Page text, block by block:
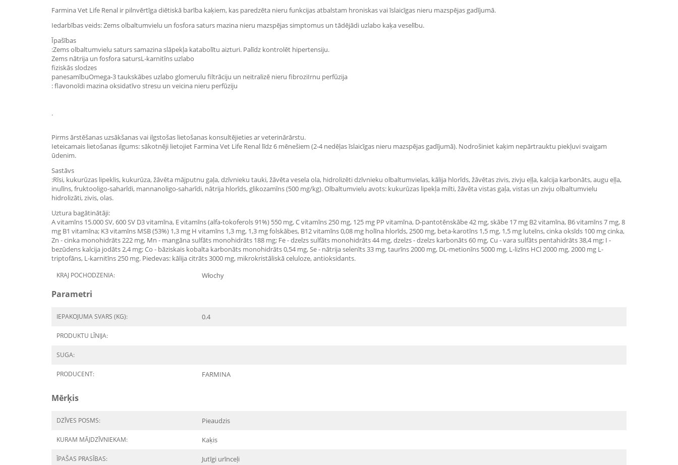
Farmina Vet Life Renal ir pilnvērtīga diētiskā barība kaķiem, kas paredzēta nieru funkcijas atbalstam hroniskas vai īslaicīgas nieru mazspējas gadījumā.
Iedarbības veids: Zems olbaltumvielu un fosfora saturs mazina nieru mazspējas simptomus un tādējādi uzlabo kaķa veselību.
Īpašības
:Zems olbaltumvielu saturs samazina slāpekļa katabolītu aizturi. Palīdz kontrolēt hipertensiju.
Zems nātrija un fosfora satursL-karnitīns uzlabo
fiziskās slodzes
panesamībuOmega-3 taukskābes uzlabo glomerulu filtrāciju un neitralizē nieru fibroziIrnu perfūzija
: flavonoīdi mazina oksidatīvo stresu un veicina nieru perfūziju
.
Pirms ārstēšanas uzsākšanas vai ilgstošas lietošanas konsultējieties ar veterinārārstu.
Ieteicamais lietošanas ilgums: sākotnēji lietojiet Farmina Vet Life Renal līdz 6 mēnešiem (2-4 nedēļas īslaicīgas nieru mazspējas gadījumā). Nodrošiniet kaķim nepārtrauktu piekļuvi svaigam
ūdenim.
Sastāvs
:Rīsi, kukurūzas lipeklis, kukurūza, žāvēta mājputnu gaļa, dzīvnieku tauki, žāvēta vesela ola, hidrolizēti dzīvnieku olbaltumvielas, kālija hlorīds, žāvētas zivis, zivju eļļa, kalcija karbonāts, augu eļļa,
inulīns, fruktooligo-saharīdi, mannanoligo-saharīdi, nātrija hlorīds, glikozamīns (500 mg/kg). Olbaltumvielu avots: kukurūzas lipekļa milti, žāvēta vistas gaļa, vistas un zivju olbaltumvielu
hidrolizāti, zivis, olas.
Uztura bagātinātāji:
A vitamīns 15.000 SV, 600 SV D3 vitamīna, E vitamīns (alfa-tokoferols 91%) 550 mg, C vitamīns 250 mg, 125 mg PP vitamīna, D-pantotēnskābe 42 mg, skābe 17 mg B2 vitamīna, B6 vitamīns 7 mg, 8
mg B1 vitamīna; K3 vitamīns MSB (53%) 1,3 mg H vitamīns 1,3 mg, 1,3 mg folskābes, B12 vitamīns 0,08 mg holīna hlorīds, 2500 mg, beta-karotīns 1,5 mg, 1,5 mg luteīns, cinka oksīds 100 mg cinka,
Zn - cinka monohidrāts 222 mg, Mn - mangāna sulfāts monohidrāts 188 mg; Fe - dzelzs sulfāts monohidrāts 44 mg, dzelzs - dzelzs karbonāts 60 mg, Cu - vara sulfāts pentahidrāts 38,4 mg; I -
bezūdens kalcija jodāts 2,4 mg; Co - bāziskais kobalta karbonāts monohidrāts 0,54 mg, Se - nātrija selenīts 33 mg, taurīns 2000 mg, DL-metionīns 5000 mg, L-lizīns HCl 2000 mg, 2000 mg L-
triptofāns, L-karnitīns 250 mg. Piedevas: kālija citrāts 3000 mg, mikrokristāliskā celuloze, antioksidants.
KRAJ POCHODZENIA: Włochy
Parametri
IEPAKOJUMA SVARS (KG): 0.4
PRODUKTU LĪNIJA:
SUGA:
PRODUCENT: FARMINA
Mērķis
DZĪVES POSMS: Pieaudzis
KURAM MĀJDZĪVNIEKAM: Kaķis
ĪPAŠAS PRASĪBAS: Jutīgi urīnceļi